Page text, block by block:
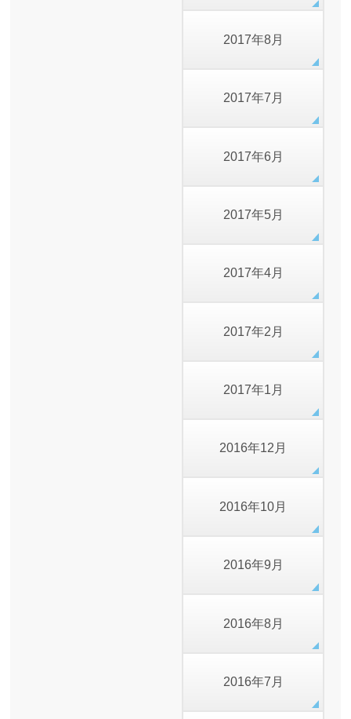
2017年8月
2017年7月
2017年6月
2017年5月
2017年4月
2017年2月
2017年1月
2016年12月
2016年10月
2016年9月
2016年8月
2016年7月